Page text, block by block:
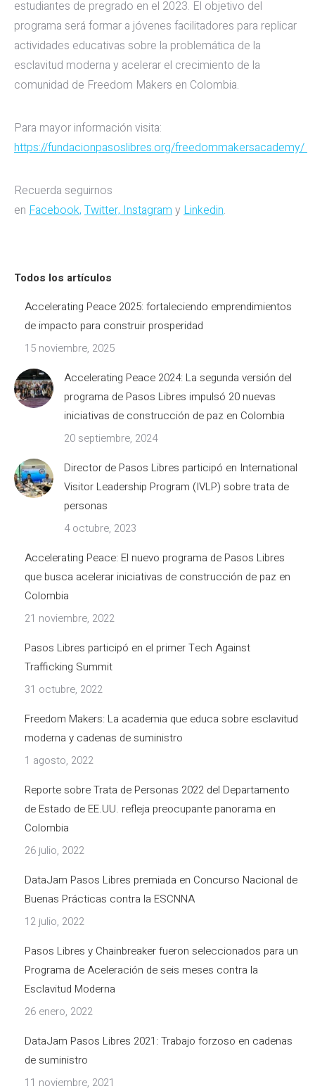
estudiantes de pregrado en el 2023. El objetivo del
programa será formar a jóvenes facilitadores para replicar
actividades educativas sobre la problemática de la
esclavitud moderna y acelerar el crecimiento de la
comunidad de Freedom Makers en Colombia.
Para mayor información visita:
https://fundacionpasoslibres.org/freedommakersacademy/
Recuerda seguirnos
en Facebook, Twitter,Instagramy Linkedin.
Todos los artículos
Accelerating Peace 2025: fortaleciendo emprendimientos
de impacto para construir prosperidad
15 noviembre, 2025
Accelerating Peace 2024: La segunda versión del
programa de Pasos Libres impulsó 20 nuevas
iniciativas de construcción de paz en Colombia
20 septiembre, 2024
Director de Pasos Libres participó en International
Visitor Leadership Program (IVLP) sobre trata de
personas
4 octubre, 2023
Accelerating Peace: El nuevo programa de Pasos Libres
que busca acelerar iniciativas de construcción de paz en
Colombia
21 noviembre, 2022
Pasos Libres participó en el primer Tech Against
Trafficking Summit
31 octubre, 2022
Freedom Makers: La academia que educa sobre esclavitud
moderna y cadenas de suministro
1 agosto, 2022
Reporte sobre Trata de Personas 2022 del Departamento
de Estado de EE.UU. refleja preocupante panorama en
Colombia
26 julio, 2022
DataJam Pasos Libres premiada en Concurso Nacional de
Buenas Prácticas contra la ESCNNA
12 julio, 2022
Pasos Libres y Chainbreaker fueron seleccionados para un
Programa de Aceleración de seis meses contra la
Esclavitud Moderna
26 enero, 2022
DataJam Pasos Libres 2021: Trabajo forzoso en cadenas
de suministro
11 noviembre, 2021